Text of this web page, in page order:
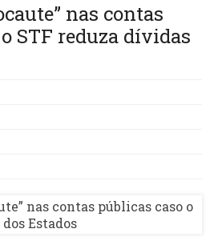
nas contas
STF reduza dívidas